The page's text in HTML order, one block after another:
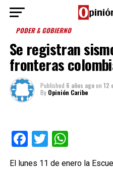
PODER & GOBIERNO
Se registran
fronteras
Published 6 años agoon 12
By Opinión Caribe
Facebook
Twitter
El lunes 11 de enero la